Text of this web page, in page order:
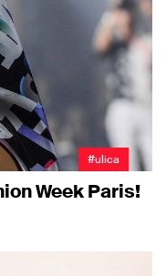
#ulica
Week Paris!